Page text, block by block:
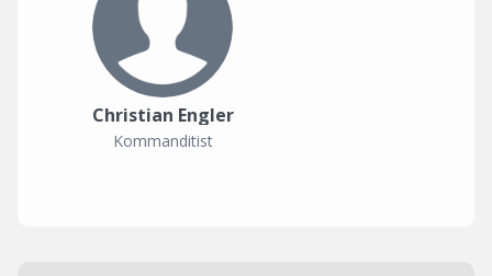
Christian Engler
Kommanditist